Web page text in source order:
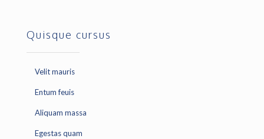
Quisque cursus
Velit mauris
Entum feuis
Aliquam massa
Egestas quam